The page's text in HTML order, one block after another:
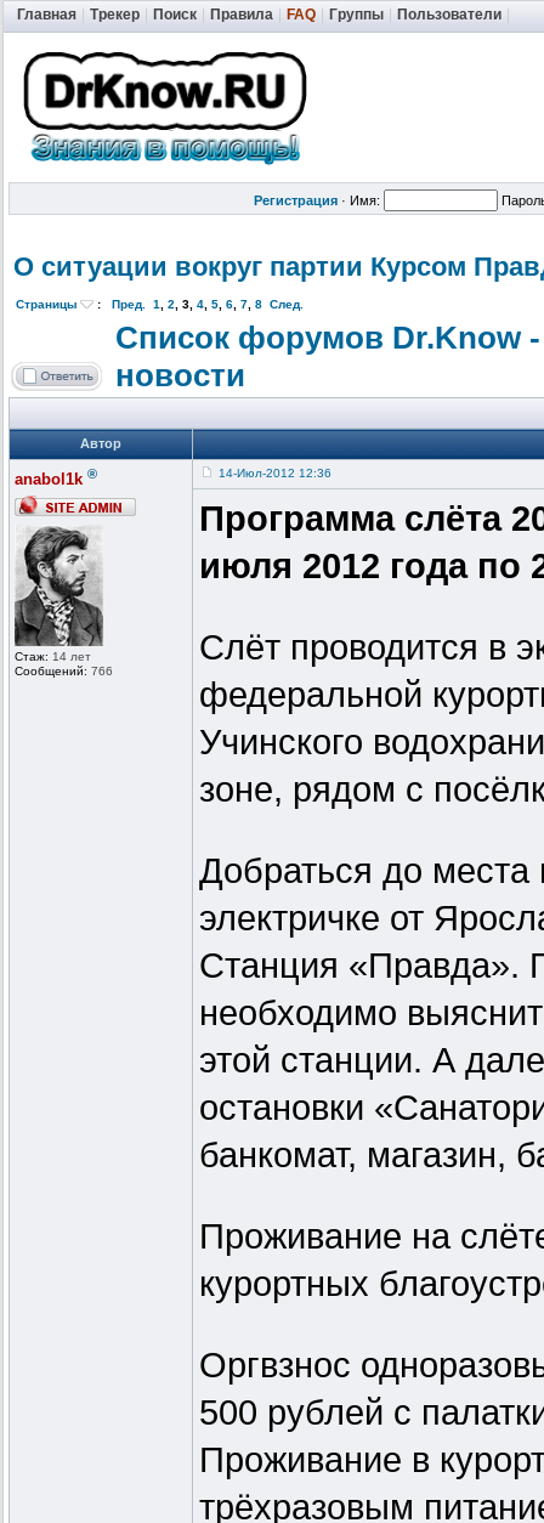
Главная Трекер Поиск Правила FAQ Группы Пользователи
Регистрация · Имя:
О ситуации вокруг партии Курсом
Страницы : Пред. 1, 2, 3, 4, 5, 6, 7, 8 След.
Список форумов Dr.Know
новости
Автор
anabol1k ®
Стаж: 14 лет
Сообщений: 766
14-Июл-2012 12:36
Программа слёта
июля 2012 года по
Слёт проводится в
федеральной
Учинского
зоне, рядом с
Добраться до
электричке от
Станция «Правда».
необходимо
этой станции. А
остановки
банкомат, магазин,
Проживание на
курортных
Оргвзнос
500 рублей с
Проживание в
трёхразовым